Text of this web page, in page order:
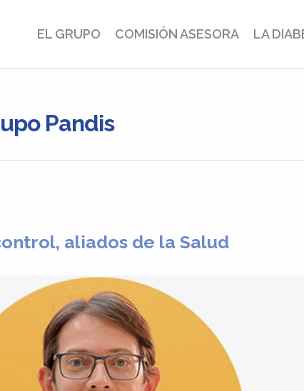
EL GRUPO COMISIÓN ASESORA LA
Pandis
aliados de la Salud